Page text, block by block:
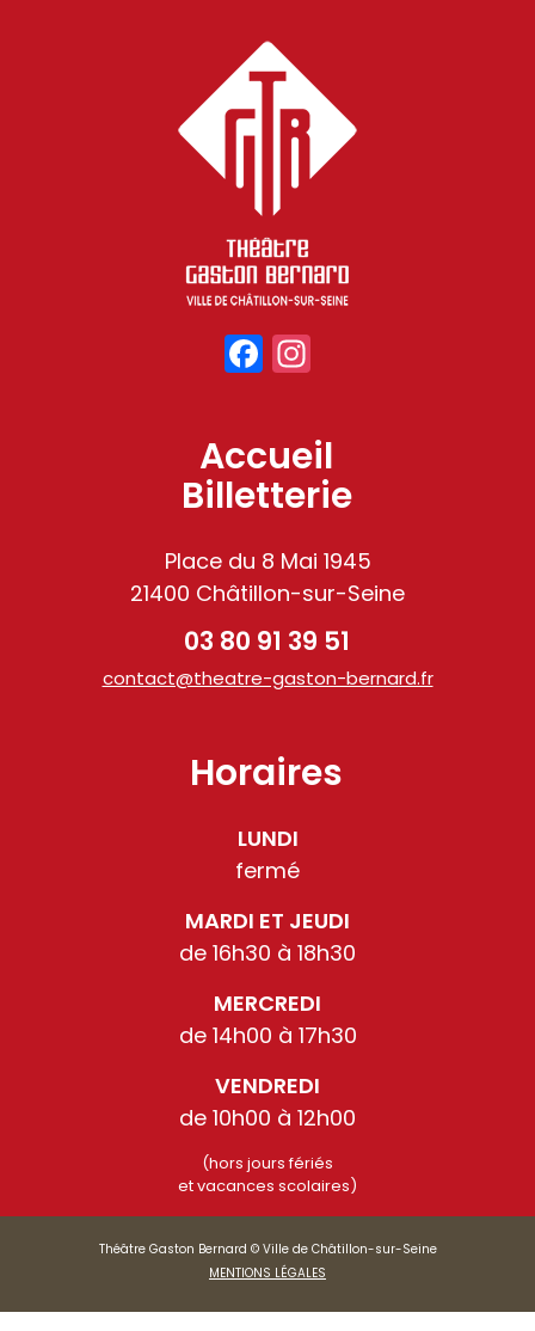
Facebook
Accueil
Billetterie
Place du 8 Mai 1945
21400 Châtillon-sur-Seine
03 80 91 39 51
contact@theatre-gaston-bernard.fr
Horaires
LUNDI
fermé
MARDI ET JEUDI
de 16h30 à 18h30
MERCREDI
de 14h00 à 17h30
VENDREDI
de 10h00 à 12h00
(hors jours fériés
et vacances scolaires)
Théâtre Gaston Bernard © Ville de Châtillon-sur-Seine
MENTIONS LÉGALES